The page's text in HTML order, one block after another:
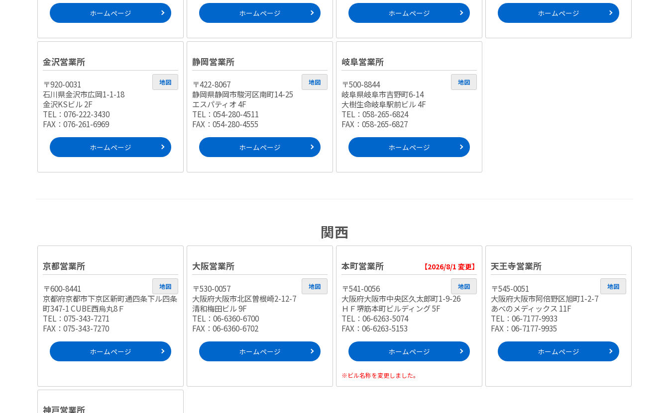
ホームページ ホームページ ホームページ ホームページ
金沢営業所
〒920-0031
石川県金沢市広岡1-1-18
金沢KSビル 2F
TEL：076-222-3430
FAX：076-261-6969
地図
ホームページ
静岡営業所
〒422-8067
静岡県静岡市駿河区南町14-25
エスパティオ 4F
TEL：054-280-4511
FAX：054-280-4555
地図
ホームページ
岐阜営業所
〒500-8844
岐阜県岐阜市吉野町6-14
大樹生命岐阜駅前ビル 4F
TEL：058-265-6824
FAX：058-265-6827
地図
ホームページ
関西
京都営業所
〒600-8441
京都府京都市下京区新町通四条下ル四条
町347-1 CUBE西烏丸8Ｆ
TEL：075-343-7271
FAX：075-343-7270
地図
ホームページ
大阪営業所
〒530-0057
大阪府大阪市北区曽根崎2-12-7
清和梅田ビル 9F
TEL：06-6360-6700
FAX：06-6360-6702
地図
ホームページ
本町営業所 【2026/8/1 変更】
〒541-0056
大阪府大阪市中央区久太郎町1-9-26
ＨＦ堺筋本町ビルディング 5F
TEL：06-6263-5074
FAX：06-6263-5153
地図
ホームページ
※ビル名称を変更しました。
天王寺営業所
〒545-0051
大阪府大阪市阿倍野区旭町1-2-7
あべのメディックス 11F
TEL：06-7177-9933
FAX：06-7177-9935
地図
ホームページ
神戸営業所